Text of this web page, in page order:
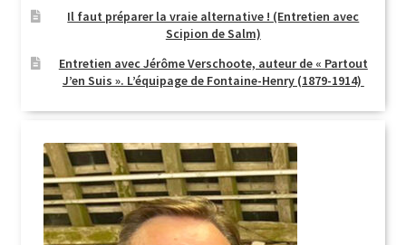
Il faut préparer la vraie alternative ! (Entretien avec
Scipion de Salm)
Entretien avec Jérôme Verschoote, auteur de « Partout
J’en Suis ». L’équipage de Fontaine-Henry (1879-1914)